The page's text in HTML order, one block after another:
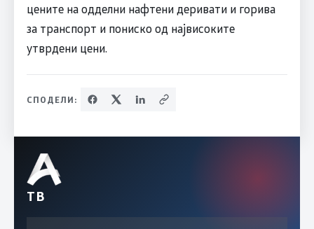
цените на одделни нафтени деривати и горива
за транспорт и пониско од највисоките
утврдени цени.
СПОДЕЛИ:
ТВ